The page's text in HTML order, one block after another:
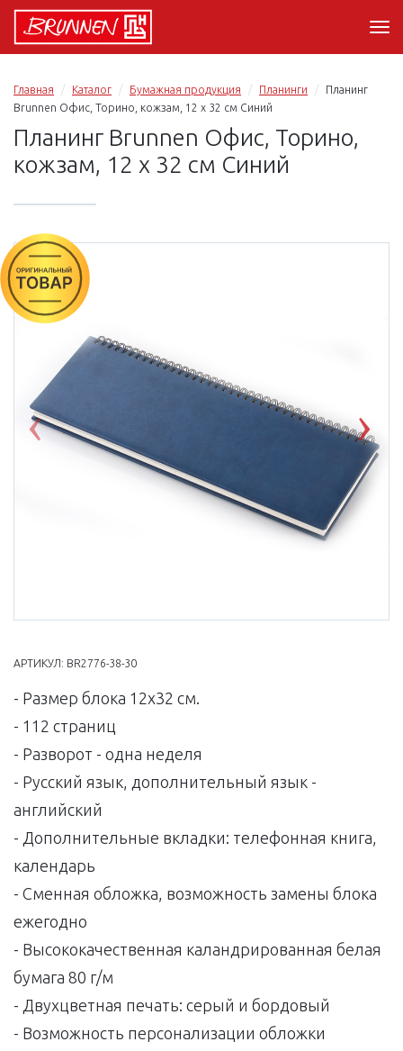
Главная Каталог Бумажная продукция Планинги
Планинг
Brunnen Офис, Торино, кожзам, 12 x 32 см Синий
Планинг Brunnen Офис, Торино,
кожзам, 12 x 32 см Синий
Previous
АРТИКУЛ: BR2776-38-30
- Размер блока 12х32 см.
- 112 страниц
- Разворот - одна неделя
- Русский язык, дополнительный язык -
английский
- Дополнительные вкладки: телефонная книга,
календарь
- Сменная обложка, возможность замены блока
ежегодно
- Высококачественная каландрированная белая
бумага 80 г/м
- Двухцветная печать: серый и бордовый
- Возможность персонализации обложки